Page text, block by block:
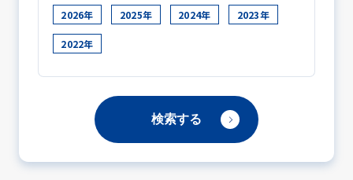
2026年 2025年 2024年 2023年
2022年